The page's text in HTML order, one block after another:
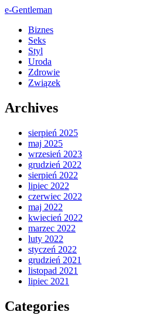
e-Gentleman
Biznes
Seks
Styl
Uroda
Zdrowie
Związek
Archives
sierpień 2025
maj 2025
wrzesień 2023
grudzień 2022
sierpień 2022
lipiec 2022
czerwiec 2022
maj 2022
kwiecień 2022
marzec 2022
luty 2022
styczeń 2022
grudzień 2021
listopad 2021
lipiec 2021
Categories